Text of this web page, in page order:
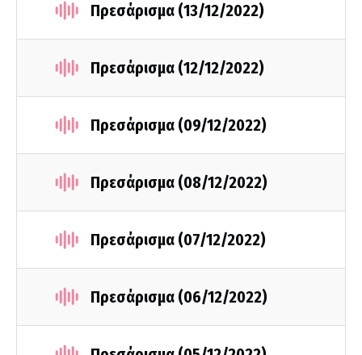
Πρεσάρισμα (13/12/2022)
Πρεσάρισμα (12/12/2022)
Πρεσάρισμα (09/12/2022)
Πρεσάρισμα (08/12/2022)
Πρεσάρισμα (07/12/2022)
Πρεσάρισμα (06/12/2022)